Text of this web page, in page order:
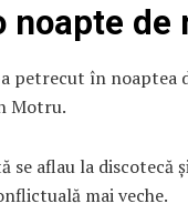
noapte de
în noaptea
Motru.
aflau la discotecă
mai veche.